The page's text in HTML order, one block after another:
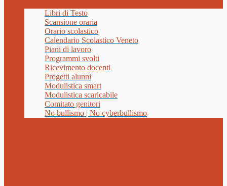
Libri di Testo
Scansione oraria
Orario scolastico
Calendario Scolastico Veneto
Piani di lavoro
Programmi svolti
Ricevimento docenti
Progetti alunni
Modulistica smart
Modulistica scaricabile
Comitato genitori
No bullismo | No cyberbullismo